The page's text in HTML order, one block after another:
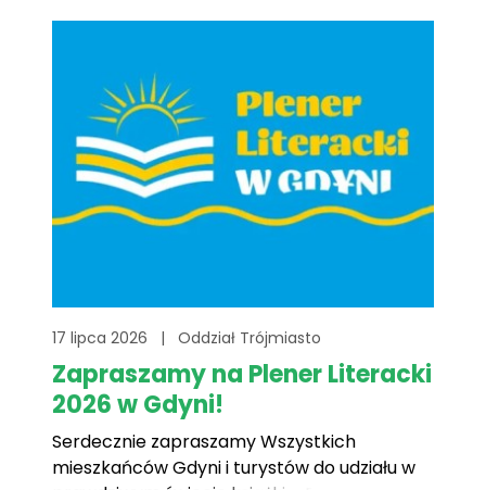
wyjątkowego dnia jest uświadomienie nam
17 lipca 2026 | Oddział Trójmiasto
Zapraszamy na Plener Literacki
2026 w Gdyni!
Serdecznie zapraszamy Wszystkich
mieszkańców Gdyni i turystów do udziału w